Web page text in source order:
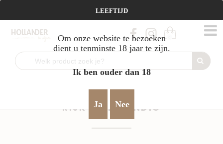
Vanaf €95 gratis verzending!
rijk & uitbundig
RIJK & UITBUNDIG
LEEFTIJD
Om onze website te bezoeken
dient u tenminste 18 jaar te zijn.
Ik ben ouder dan 18
Ja Nee